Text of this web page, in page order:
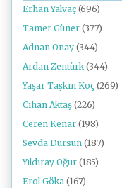
Erhan Yalvaç (696)
Tamer Güner (377)
Adnan Onay (344)
Ardan Zentürk (344)
Yaşar Taşkın Koç (269)
Cihan Aktaş (226)
Ceren Kenar (198)
Sevda Dursun (187)
Yıldıray Oğur (185)
Erol Göka (167)